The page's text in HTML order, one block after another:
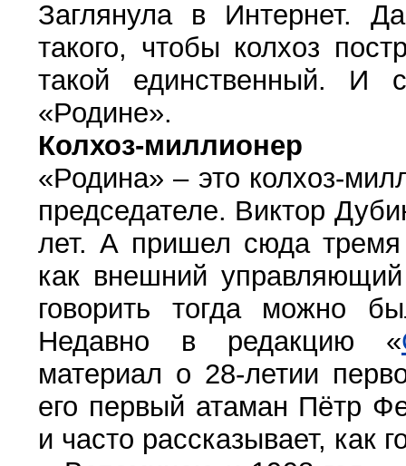
Заглянула в Интернет.
такого, чтобы колхоз
такой единственный. И
«Родине».
Колхоз-миллионер
«Родина» – это колхоз-
председателе. Виктор
лет. А пришел сюда
как внешний
говорить тогда можно
Недавно в редакцию «
материал о 28-летии
его первый атаман Пётр
и часто рассказывает, как